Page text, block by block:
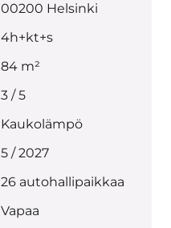
00200 Helsinki
4h+kt+s
84 m²
3 / 5
Kaukolämpö
5 / 2027
26 autohallipaikkaa
Vapaa